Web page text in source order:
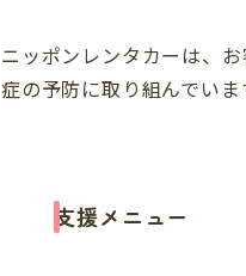
ニッポンレンタカーは、
症の予防に取り組んでい
支援メニュー